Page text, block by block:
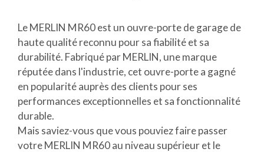
Le MERLIN MR60 est un ouvre-porte de garage de
haute qualité reconnu pour sa fiabilité et sa
durabilité. Fabriqué par MERLIN, une marque
réputée dans l'industrie, cet ouvre-porte a gagné
en popularité auprès des clients pour ses
performances exceptionnelles et sa fonctionnalité
durable.
Mais saviez-vous que vous pouviez faire passer
votre MERLIN MR60 au niveau supérieur et le